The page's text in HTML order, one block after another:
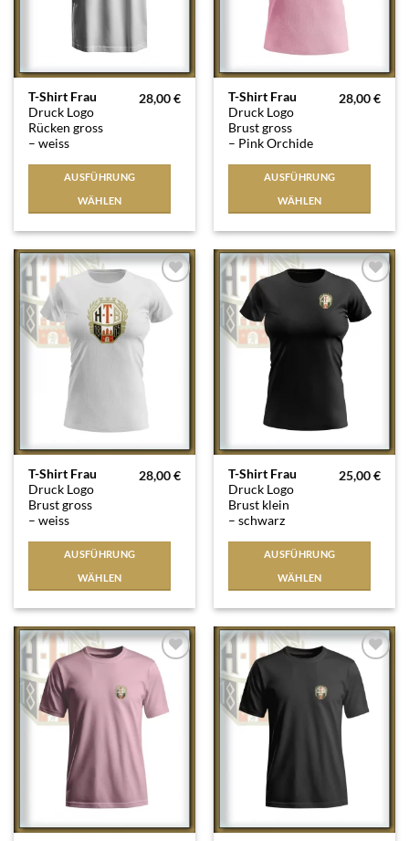
T-Shirt Frau
Druck Logo
Rücken gross
– weiss
28,00€
AUSFÜHRUNG
WÄHLEN
Dieses
Produkt
weist
mehrere
Varianten
Die
Optionen
können
auf
der
Produktseite
gewählt
werden
T-Shirt Frau
Druck Logo
Brust gross
– Pink Orchide
28,00€
AUSFÜHRUNG
WÄHLEN
Dieses
Produkt
weist
mehrere
Varianten
Die
Optionen
können
auf
der
Produktseite
gewählt
werden
Auf die
Wunschliste
T-Shirt Frau
Druck Logo
Brust gross
– weiss
28,00€
AUSFÜHRUNG
WÄHLEN
Dieses
Produkt
weist
mehrere
Varianten
Die
Optionen
können
auf
der
Produktseite
gewählt
werden
Auf die
Wunschliste
T-Shirt Frau
Druck Logo
Brust klein
– schwarz
25,00€
AUSFÜHRUNG
WÄHLEN
Dieses
Produkt
weist
mehrere
Varianten
Die
Optionen
können
auf
der
Produktseite
gewählt
werden
Auf die
Wunschliste
Auf die
Wunschliste